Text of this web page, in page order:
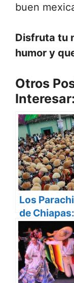
buen
Disfruta tu
humor y
Otros
Interesar:
Los
de Chiapas:
Orgullo de
Chiapa de
Corzo